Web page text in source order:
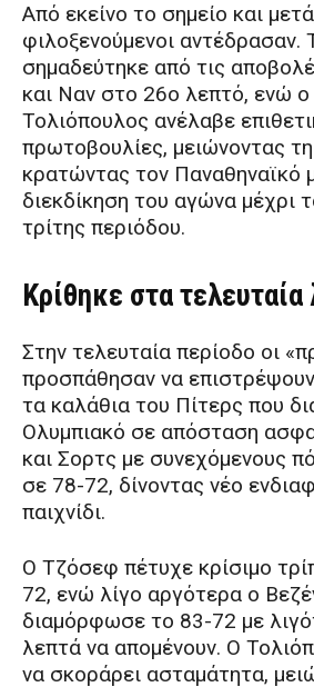
Από εκείνο το σημείο και
φιλοξενούμενοι αντέδρασαν.
σημαδεύτηκε από τις
και Ναν στο 26ο λεπτό, ενώ ο
Τολιόπουλος ανέλαβε
πρωτοβουλίες, μειώνοντας
κρατώντας τον Παναθηναϊκό
διεκδίκηση του αγώνα μέχρι
τρίτης περιόδου.
Κρίθηκε στα τελευταία
Στην τελευταία περίοδο οι
προσπάθησαν να
τα καλάθια του Πίτερς που
Ολυμπιακό σε απόσταση
και Σορτς με συνεχόμενους
σε 78-72, δίνοντας νέο
παιχνίδι.
Ο Τζόσεφ πέτυχε κρίσιμο
72, ενώ λίγο αργότερα ο
διαμόρφωσε το 83-72 με
λεπτά να απομένουν. Ο
να σκοράρει ασταμάτητα,